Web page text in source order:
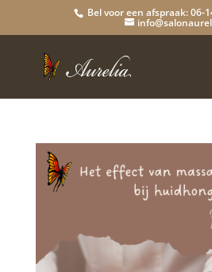
Bel voor een afspraak: